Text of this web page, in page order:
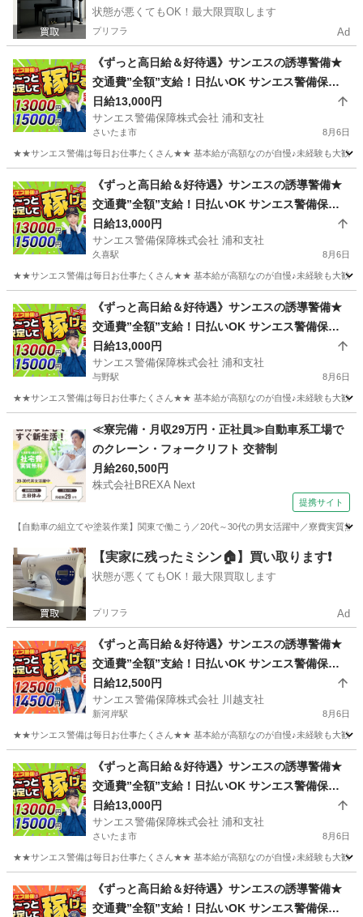
状態が悪くてもOK！最大限買取します
プリフラ Ad
《ずっと高日給＆好待遇》サンエスの誘導警備★
交通費”全額”支給！日払いOK サンエス警備保障
株式会社 浦和支社 武蔵浦和
日給13,000円
サンエス警備保障株式会社 浦和支社
さいたま市 8月6日
★★サンエス警備は毎日お仕事たくさん★★ 基本給が高額なのが自慢♪未経験も大歓迎
さいたま市 警備員 サンエス警備保障株式会社
《ずっと高日給＆好待遇》サンエスの誘導警備★
交通費”全額”支給！日払いOK サンエス警備保障
株式会社 浦和支社 久喜
日給13,000円
サンエス警備保障株式会社 浦和支社
久喜駅 8月6日
★★サンエス警備は毎日お仕事たくさん★★ 基本給が高額なのが自慢♪未経験も大歓迎
久喜駅 警備員 サンエス警備保障株式会社
《ずっと高日給＆好待遇》サンエスの誘導警備★
交通費”全額”支給！日払いOK サンエス警備保障
株式会社 浦和支社 与野
日給13,000円
サンエス警備保障株式会社 浦和支社
与野駅 8月6日
★★サンエス警備は毎日お仕事たくさん★★ 基本給が高額なのが自慢♪未経験も大歓迎
与野駅 警備員 サンエス警備保障株式会社
≪寮完備・月収29万円・正社員≫自動車系工場で
のクレーン・フォークリフト 交替制
月給260,500円
株式会社BREXA Next
提携サイト
【自動車の組立てや塗装作業】関東で働こう／20代～30代の男女活躍中／寮費実質
その他 【実家に残ったミシン🏠】買い取ります❗️
状態が悪くてもOK！最大限買取します
プリフラ Ad
《ずっと高日給＆好待遇》サンエスの誘導警備★
交通費”全額”支給！日払いOK サンエス警備保障
株式会社 川越支社 新河岸
日給12,500円
サンエス警備保障株式会社 川越支社
新河岸駅 8月6日
★★サンエス警備は毎日お仕事たくさん★★ 基本給が高額なのが自慢♪未経験も大歓迎
新河岸駅 警備員 サンエス警備保障株式会社
《ずっと高日給＆好待遇》サンエスの誘導警備★
交通費”全額”支給！日払いOK サンエス警備保障
株式会社 浦和支社 浦和
日給13,000円
サンエス警備保障株式会社 浦和支社
さいたま市 8月6日
★★サンエス警備は毎日お仕事たくさん★★ 基本給が高額なのが自慢♪未経験も大歓迎
さいたま市 警備員 サンエス警備保障株式会社
《ずっと高日給＆好待遇》サンエスの誘導警備★
交通費”全額”支給！日払いOK サンエス警備保障